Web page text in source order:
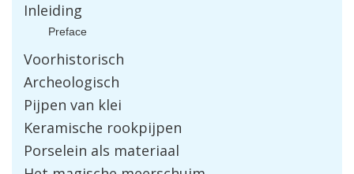
Inleiding
Preface
Voorhistorisch
Archeologisch
Pijpen van klei
Keramische rookpijpen
Porselein als materiaal